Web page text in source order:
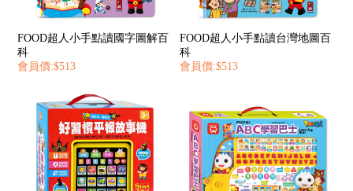
FOOD超人小手點讀國字圖解百
科
會員價:$513
FOOD超人小手點讀台灣地圖百
科
會員價:$513